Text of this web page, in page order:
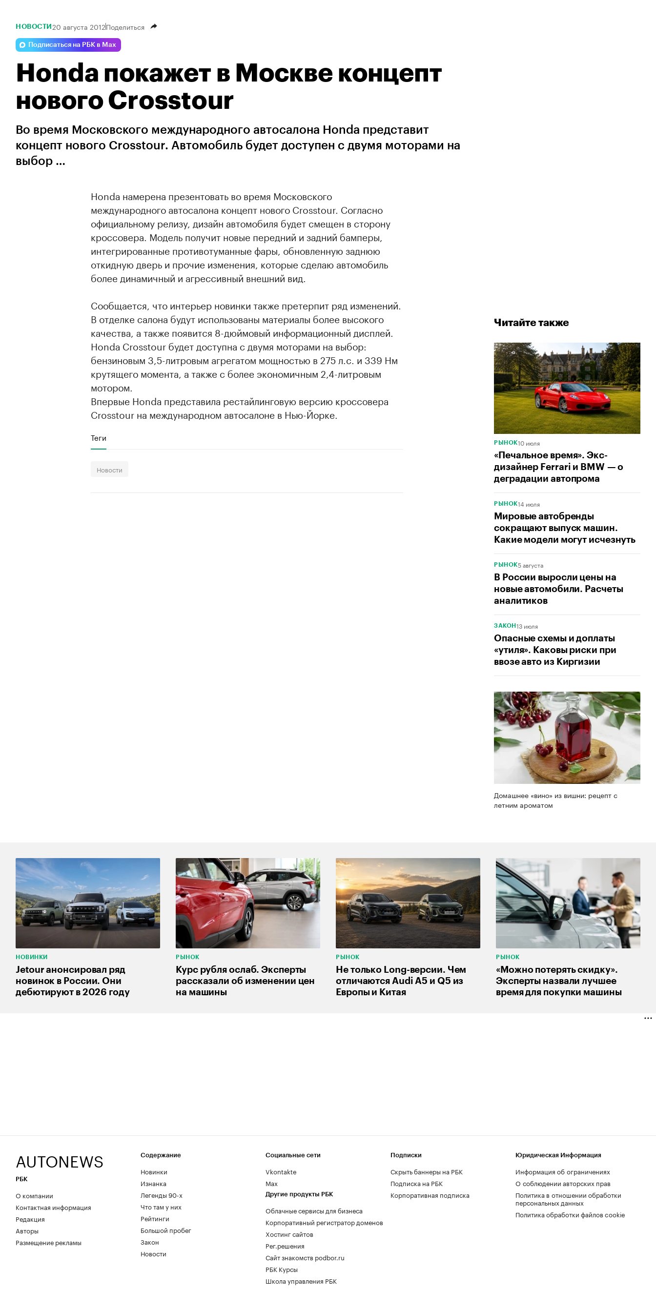
Читайте также
РЫНОК10 июля
«Печальное время». Экс-
дизайнер Ferrari и BMW — о
деградации автопрома
РЫНОК14 июля
Мировые автобренды
сокращают выпуск машин.
Какие модели могут исчезнуть
РЫНОК5 августа
В России выросли цены на
новые автомобили. Расчеты
аналитиков
ЗАКОН 13 июля
Опасные схемы и доплаты
«утиля». Каковы риски при
ввозе авто из Киргизии
Домашнее «вино» из вишни: рецепт с
летним ароматом
НОВОСТИ 20 августа 2012Поделиться
Подписаться на РБК в Max
Honda покажет в Москве концепт
нового Crosstour
Во время Московского международного автосалона Honda представит
концепт нового Crosstour. Автомобиль будет доступен с двумя моторами на
выбор …
Honda намерена презентовать во время Московского
международного автосалона концепт нового Crosstour. Согласно
официальному релизу, дизайн автомобиля будет смещен в сторону
кроссовера. Модель получит новые передний и задний бамперы,
интегрированные противотуманные фары, обновленную заднюю
откидную дверь и прочие изменения, которые сделаю автомобиль
более динамичный и агрессивный внешний вид.
Сообщается, что интерьер новинки также претерпит ряд изменений.
В отделке салона будут использованы материалы более высокого
качества, а также появится 8-дюймовый информационный дисплей.
Honda Crosstour будет доступна с двумя моторами на выбор:
бензиновым 3,5-литровым агрегатом мощностью в 275 л.с. и 339 Нм
крутящего момента, а также с более экономичным 2,4-литровым
мотором.
Впервые Honda представила рестайлинговую версию кроссовера
Crosstour на международном автосалоне в Нью-Йорке.
Теги
Новости
НОВИНКИ
Jetour анонсировал ряд
новинок в России. Они
дебютируют в 2026 году
РЫНОК
Курс рубля ослаб. Эксперты
рассказали об изменении цен
на машины
РЫНОК
Не только Long-версии. Чем
отличаются Audi A5 и Q5 из
Европы и Китая
РЫНОК
«Можно потерять скидку».
Эксперты назвали лучшее
время для покупки машины
AUTONEWS
РБК
О компании
Контактная информация
Редакция
Авторы
Размещение рекламы
Содержание
Новинки
Изнанка
Легенды 90-х
Что там у них
Рейтинги
Большой пробег
Закон
Новости
Социальные сети
Vkontakte
Max
Другие продукты РБК
Облачные сервисы для бизнеса
Корпоративный регистратор доменов
Хостинг сайтов
Рег.решения
Сайт знакомств podbor.ru
РБК Курсы
Школа управления РБК
Подписки
Скрыть баннеры на РБК
Подписка на РБК
Корпоративная подписка
Юридическая Информация
Информация об ограничениях
О соблюдении авторских прав
Политика в отношении обработки
персональных данных
Политика обработки файлов cookie